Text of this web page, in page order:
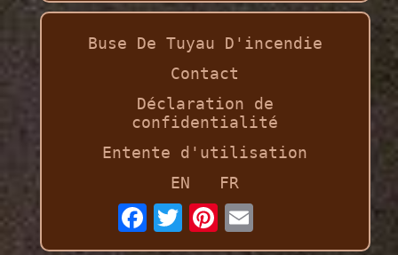
Buse De Tuyau D'incendie
Contact
Déclaration de
confidentialité
Entente d'utilisation
EN
FR